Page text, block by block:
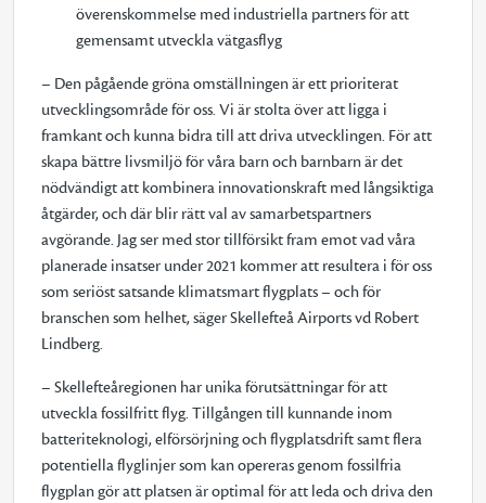
överenskommelse med industriella partners för att
gemensamt utveckla vätgasflyg
– Den pågående gröna omställningen är ett prioriterat
utvecklingsområde för oss. Vi är stolta över att ligga i
framkant och kunna bidra till att driva utvecklingen. För att
skapa bättre livsmiljö för våra barn och barnbarn är det
nödvändigt att kombinera innovationskraft med långsiktiga
åtgärder, och där blir rätt val av samarbetspartners
avgörande. Jag ser med stor tillförsikt fram emot vad våra
planerade insatser under 2021 kommer att resultera i för oss
som seriöst satsande klimatsmart flygplats – och för
branschen som helhet, säger Skellefteå Airports vd Robert
Lindberg.
– Skellefteåregionen har unika förutsättningar för att
utveckla fossilfritt flyg. Tillgången till kunnande inom
batteriteknologi, elförsörjning och flygplatsdrift samt flera
potentiella flyglinjer som kan opereras genom fossilfria
flygplan gör att platsen är optimal för att leda och driva den